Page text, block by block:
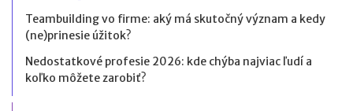
Teambuilding vo firme: aký má skutočný význam a kedy
(ne)prinesie úžitok?
Nedostatkové profesie 2026: kde chýba najviac ľudí a
koľko môžete zarobiť?